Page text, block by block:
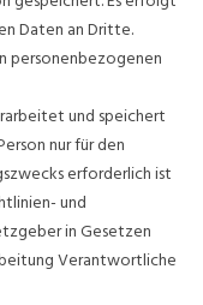
Daten an Dritte.
personenbezogenen
und speichert
nur für den
erforderlich ist
und
in Gesetzen
Verantwortliche